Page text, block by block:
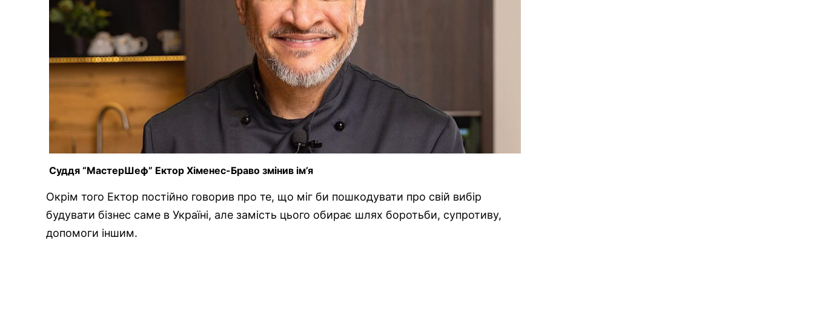
Суддя “МастерШеф” Ектор Хіменес-Браво змінив ім’я
Окрім того Ектор постійно говорив про те, що міг би пошкодувати про свій вибір
будувати бізнес саме в Україні, але замість цього обирає шлях боротьби, супротиву,
допомоги іншим.